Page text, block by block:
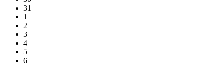
31
1
2
3
4
5
6